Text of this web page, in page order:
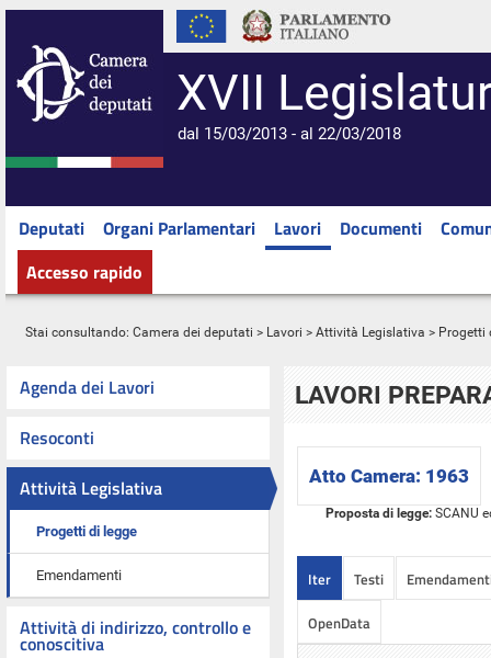
XVII
dal 15/03/2013 - al 22/03/2018
Deputati Organi Parlamentari Lavori Documenti
Accesso rapido
Stai consultando: Camera dei deputati > Lavori > Attività Legislativa > Progetti
Agenda dei Lavori
Resoconti
Attività Legislativa
Progetti di legge
Emendamenti
Attività di indirizzo, controllo e
conoscitiva
LAVORI
Atto Camera: 1963
Proposta di legge: SCANU
Iter Testi
OpenData